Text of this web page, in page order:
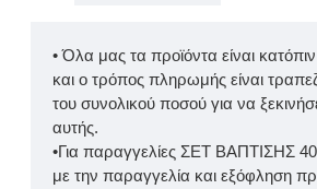
• Όλα μας τα προϊόντα είναι
και ο τρόπος πληρωμής είναι
του συνολικού ποσού για να
αυτής.
•Για παραγγελίες ΣΕΤ ΒΑΠΤΙΣΗΣ
με την παραγγελία και εξόφληση